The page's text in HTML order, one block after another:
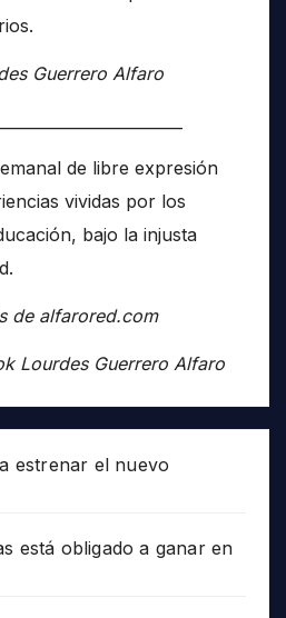
Guerrero Alfaro
de libre expresión
vividas por los
bajo la injusta
de alfarored.com
Lourdes Guerrero Alfaro
estrenar el nuevo
está obligado a ganar en